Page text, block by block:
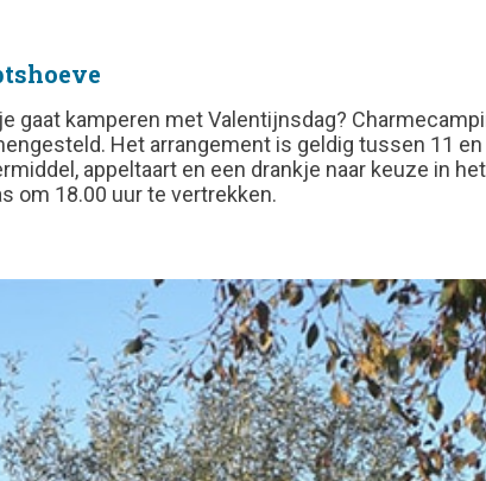
gaat kamperen met Valentijnsdag?
Het arrangement is geldig tussen 11
appeltaart en een drankje naar keuze in
om 18.00 uur te vertrekken.